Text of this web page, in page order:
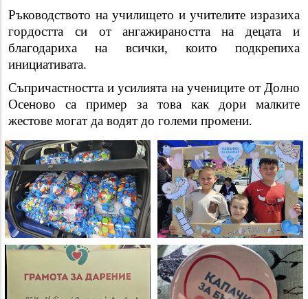
Ръководството на училището и учителите изразиха
гордостта си от ангажираността на децата и
благодариха на всички, които подкрепиха
инициативата.
Съпричастността и усилията на учениците от Долно
Осеново са пример за това как дори малките
жестове могат да водят до големи промени.